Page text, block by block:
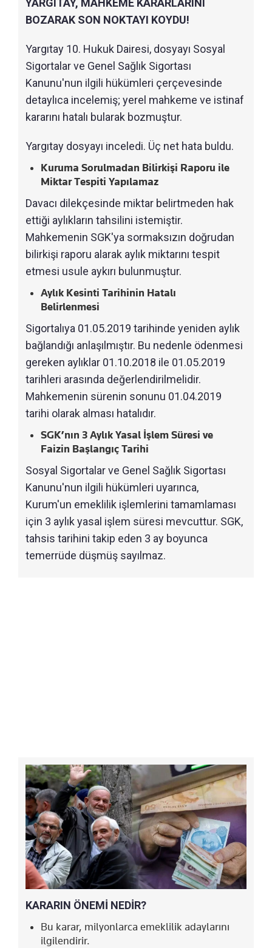
YARGITAY, MAHKEME KARARLARINI
BOZARAK SON NOKTAYI KOYDU!
Yargıtay 10. Hukuk Dairesi, dosyayı Sosyal
Sigortalar ve Genel Sağlık Sigortası
Kanunu'nun ilgili hükümleri çerçevesinde
detaylıca incelemiş; yerel mahkeme ve istinaf
kararını hatalı bularak bozmuştur.
Yargıtay dosyayı inceledi. Üç net hata buldu.
Kuruma Sorulmadan Bilirkişi Raporu ile
Miktar Tespiti Yapılamaz
Davacı dilekçesinde miktar belirtmeden hak
ettiği aylıkların tahsilini istemiştir.
Mahkemenin SGK'ya sormaksızın doğrudan
bilirkişi raporu alarak aylık miktarını tespit
etmesi usule aykırı bulunmuştur.
Aylık Kesinti Tarihinin Hatalı
Belirlenmesi
Sigortalıya 01.05.2019 tarihinde yeniden aylık
bağlandığı anlaşılmıştır. Bu nedenle ödenmesi
gereken aylıklar 01.10.2018 ile 01.05.2019
tarihleri arasında değerlendirilmelidir.
Mahkemenin sürenin sonunu 01.04.2019
tarihi olarak alması hatalıdır.
SGK’nın 3 Aylık Yasal İşlem Süresi ve
Faizin Başlangıç Tarihi
Sosyal Sigortalar ve Genel Sağlık Sigortası
Kanunu'nun ilgili hükümleri uyarınca,
Kurum'un emeklilik işlemlerini tamamlaması
için 3 aylık yasal işlem süresi mevcuttur. SGK,
tahsis tarihini takip eden 3 ay boyunca
temerrüde düşmüş sayılmaz.
KARARIN ÖNEMİ NEDİR?
Bu karar, milyonlarca emeklilik adaylarını
ilgilendirir.